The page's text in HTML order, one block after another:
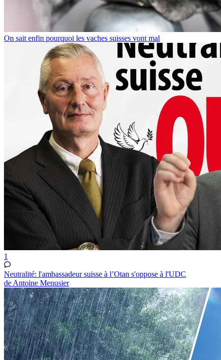
On sait enfin pourquoi les vaches suisses vont mal
1
Neutralité: l'ambassadeur suisse à l’Otan s'oppose à l'UDC
de Antoine Menusier